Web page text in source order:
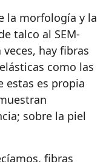
la morfología y la
talco al SEM-
hay fibras
como las
estas es propia
sobre la piel
fibras